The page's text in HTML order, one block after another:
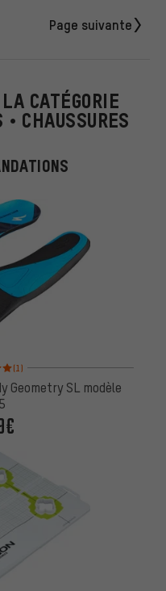
Page suivante
CATÉGORIE
CHAUSSURES
: 5 sur 5 d'après 1 avis
(1)
Geometry SL modèle